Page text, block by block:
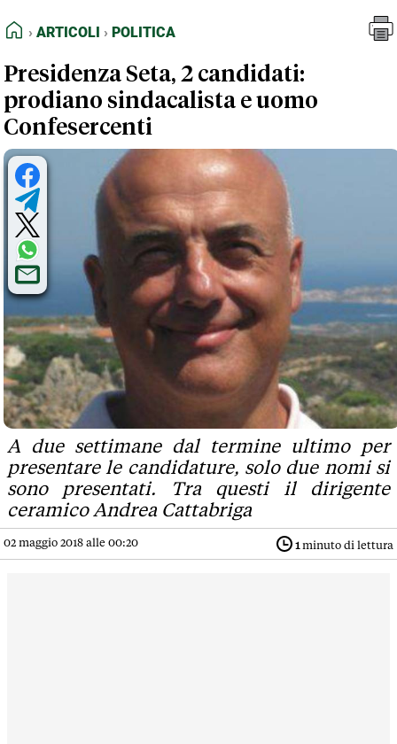
FEED RSS
NORMATIVE DEONTOLOGICHE
TERMINI e CONDIZIONI
HOME
ARTICOLI POLITICA
Presidenza Seta, 2 candidati:
prodiano sindacalista e uomo
Confesercenti
A due settimane dal termine ultimo per
presentare le candidature, solo due nomi si
sono presentati. Tra questi il dirigente
ceramico Andrea Cattabriga
02 maggio 2018 alle 00:20 1 minuto di lettura